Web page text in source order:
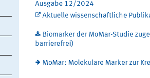
Ausgabe 12/2024
Aktuelle wissenschaftliche
Biomarker der MoMar-Studie
barrierefrei)
MoMar: Molekulare Marker zur